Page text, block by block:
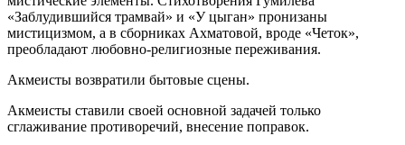
«Заблудившийся трамвай» и «У цыган» пронизаны
мистицизмом, а в сборниках Ахматовой, вроде «Четок»,
преобладают любовно-религиозные переживания.
Акмеисты возвратили бытовые сцены.
Акмеисты ставили своей основной задачей только
сглаживание противоречий, внесение поправок.